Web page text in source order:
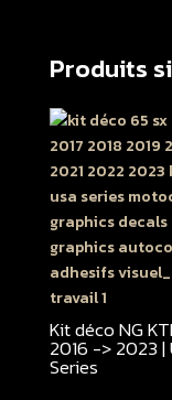
Produits
Kit déco NG
2016 -> 2023 |
Series